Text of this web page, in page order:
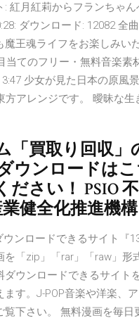
紅月紅莉からフランちゃ
ダウンロード: 12082
王魂ライフをお楽しみい
当てのフリー・無料音楽
少女が見た日本の原風
方アレンジです。 曖昧な
「買取り回収」
ウンロードは
ださい！ PSIO
健全化推進機
ンロードできるサイト『
「zip」「rar」「raw」形
ウンロードできるサイト
す。J-POP音楽や洋楽、
下さい。 無料漫画を毎